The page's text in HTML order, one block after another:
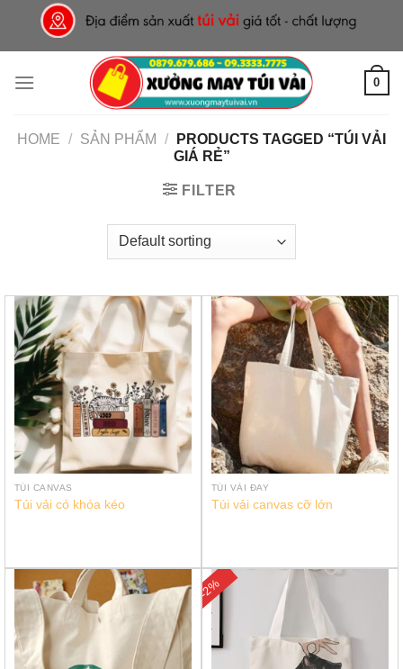
content
0
HOME / SẢN PHẨM /
PRODUCTS TAGGED “TÚI VẢI
GIÁ RẺ”
FILTER
TÚI CANVAS
Túi vải có khóa kéo
TÚI VẢI ĐAY
Túi vải canvas cỡ lớn
-2%